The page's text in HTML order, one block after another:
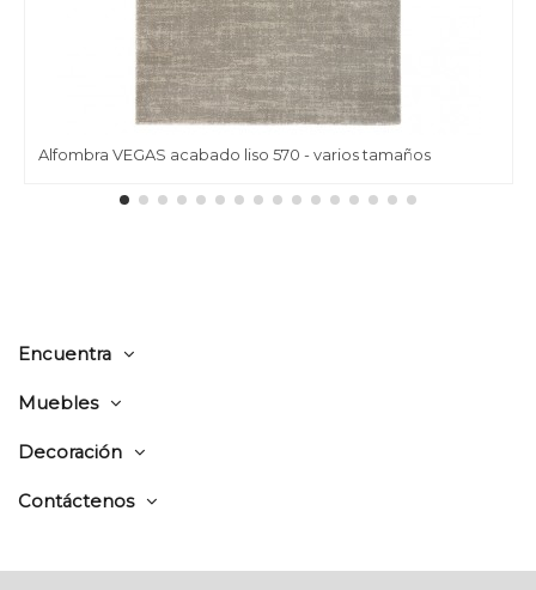
Alfombra VEGAS acabado liso 570 - varios tamaños
Encuentra
Muebles
Decoración
Contáctenos